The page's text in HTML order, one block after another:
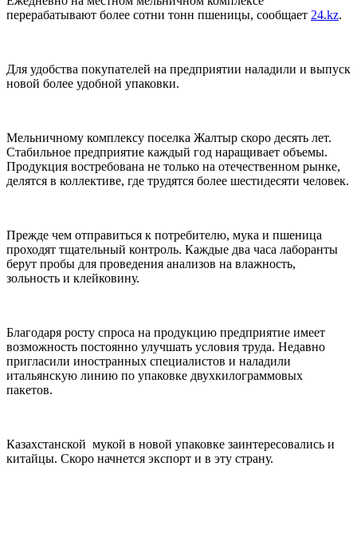
перерабатывают более сотни тонн пшеницы, сообщает 24.kz.
Для удобства покупателей на предприятии наладили и выпуск
новой более удобной упаковки.
Мельничному комплексу поселка Жалтыр скоро десять лет.
Стабильное предприятие каждый год наращивает объемы.
Продукция востребована не только на отечественном рынке,
делятся в коллективе, где трудятся более шестидесяти человек.
Прежде чем отправиться к потребителю, мука и пшеница
проходят тщательный контроль. Каждые два часа лаборанты
берут пробы для проведения анализов на влажность,
зольность и клейковину.
Благодаря росту спроса на продукцию предприятие имеет
возможность постоянно улучшать условия труда. Недавно
пригласили иностранных специалистов и наладили
итальянскую линию по упаковке двухкилограммовых
пакетов.
Казахстанской мукой в новой упаковке заинтересовались и
китайцы. Скоро начнется экспорт и в эту страну.